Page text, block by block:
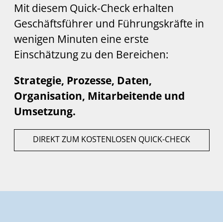
Mit diesem Quick-Check erhalten
Geschäftsführer und Führungskräfte in
wenigen Minuten eine erste
Einschätzung zu den Bereichen:
Strategie, Prozesse, Daten,
Organisation, Mitarbeitende und
Umsetzung.
DIREKT ZUM KOSTENLOSEN QUICK-CHECK